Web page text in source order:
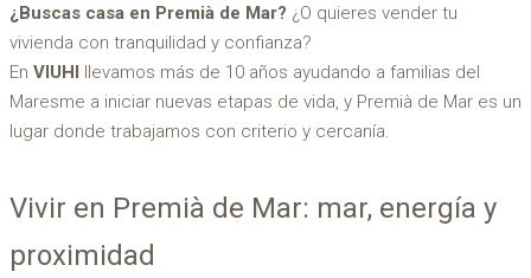
¿Buscas casa en Premià de Mar? ¿O quieres vender tu
vivienda con tranquilidad y confianza?
En VIUHI llevamos más de 10 años ayudando a familias del
Maresme a iniciar nuevas etapas de vida, y Premià de Mar es un
lugar donde trabajamos con criterio y cercanía.
Vivir en Premià de Mar: mar, energía y
proximidad